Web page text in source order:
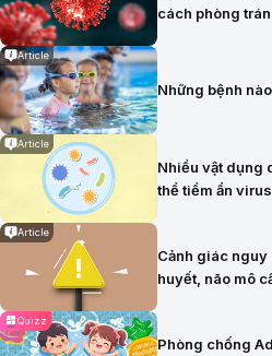
cách phòng
Article
Những bệnh
Article
Nhiều vật dụng
thể tiềm ẩn
Article
Cảnh giác
huyết, não mô
Quizz
Phòng chống